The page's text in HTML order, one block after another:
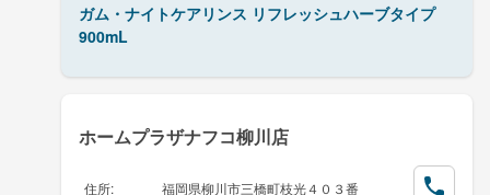
ガム・ナイトケアリンス リフレッシュハーブタイプ
900mL
ホームプラザナフコ柳川店
住所:
福岡県柳川市三橋町枝光４０３番